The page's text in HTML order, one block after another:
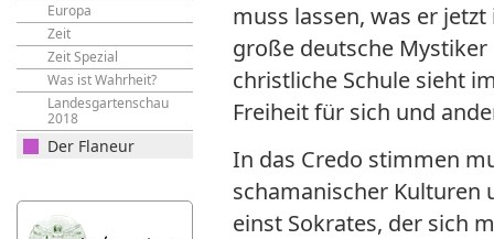
Europa
Zeit
Zeit Spezial
Was ist Wahrheit?
Landesgartenschau
2018
Der Flaneur
muss lassen, was er
große deutsche
christliche Schule sieht
Freiheit für sich und
In das Credo stimmen
schamanischer Kulturen
einst Sokrates, der sich